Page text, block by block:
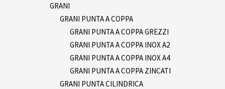
GRANI
GRANI PUNTA A COPPA
GRANI PUNTA A COPPA GREZZI
GRANI PUNTA A COPPA INOX A2
GRANI PUNTA A COPPA INOX A4
GRANI PUNTA A COPPA ZINCATI
GRANI PUNTA CILINDRICA